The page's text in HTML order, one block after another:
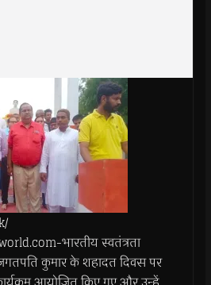
भारतीय स्वतंत्रता
कुमार के शहादत दिवस पर